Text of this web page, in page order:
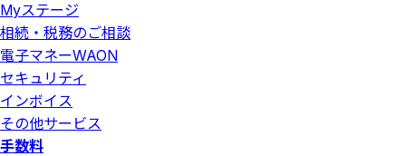
Myステージ
相続・税務のご相談
電子マネーWAON
セキュリティ
インボイス
その他サービス
手数料